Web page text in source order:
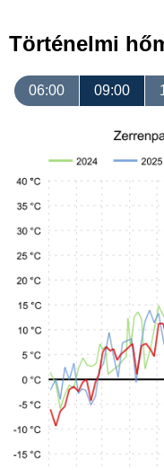
Történelmi
06:00 09:00